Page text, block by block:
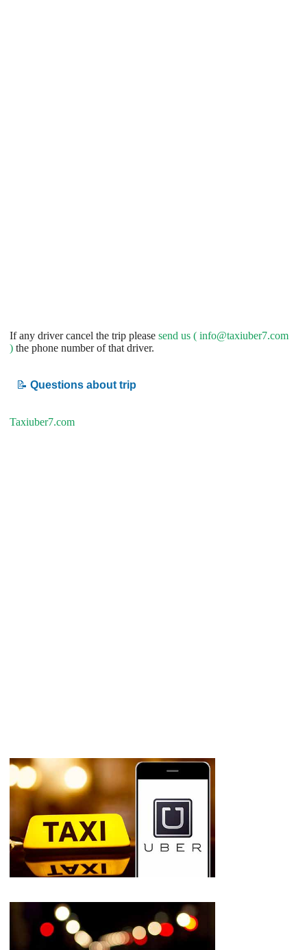
If any driver cancel the trip please send us ( info@taxiuber7.com
) the phone number of that driver.
📝 Questions about trip
Taxiuber7.com